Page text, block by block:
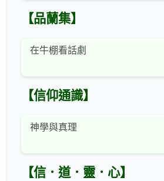
【品蘭集】
在牛棚看話劇
【信仰通識】
神學與真理
【信．道．靈．心】